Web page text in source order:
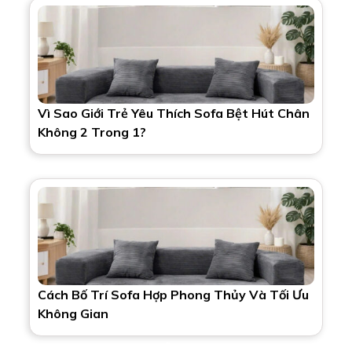
Vì Sao Giới Trẻ Yêu Thích Sofa Bệt Hút Chân
Không 2 Trong 1?
Cách Bố Trí Sofa Hợp Phong Thủy Và Tối Ưu
Không Gian